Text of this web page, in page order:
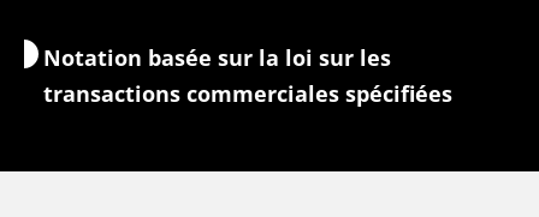
Informations de sécurité
Tourisme universel
Notation basée sur la loi sur les
transactions commerciales spécifiées